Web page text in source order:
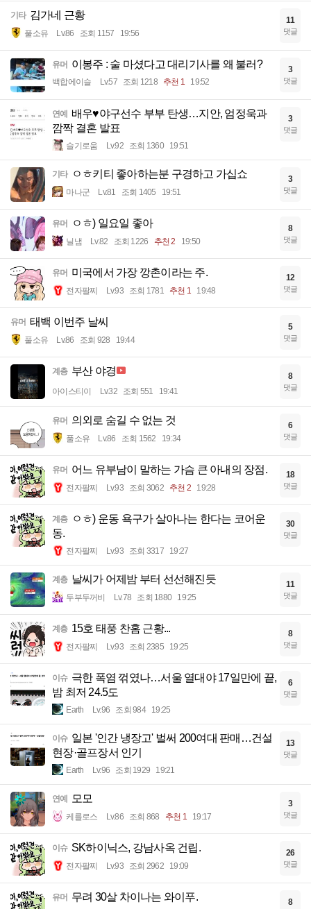
기타 김가네 근황
풀소유 Lv.86 조회 1157 19:56
11
댓글
유머 이봉주 : 술 마셨다고 대리기사를 왜 불러?
백합에이슬 Lv.57 조회 1218 추천 1 19:52
3
댓글
연예
배우♥야구선수 부부 탄생…지안, 엄정욱과
깜짝 결혼 발표
슬기로움 Lv.92 조회 1360 19:51
3
댓글
기타 ㅇㅎ키티 좋아하는분 구경하고 가십쇼
마나군 Lv.81 조회 1405 19:51
3
댓글
유머 ㅇㅎ) 일요일 좋아
닐냄 Lv.82 조회 1226 추천 2 19:50
8
댓글
유머 미국에서 가장 깡촌이라는 주.
전자팔찌 Lv.93 조회 1781 추천 1 19:48
12
댓글
유머 태백 이번주 날씨
풀소유 Lv.86 조회 928 19:44
5
댓글
계층 부산 야경
아이스티이 Lv.32 조회 551 19:41
8
댓글
유머 의외로 숨길 수 없는 것
풀소유 Lv.86 조회 1562 19:34
6
댓글
유머 어느 유부남이 말하는 가슴 큰 아내의 장점.
전자팔찌 Lv.93 조회 3062 추천 2 19:28
18
댓글
계층
ㅇㅎ) 운동 욕구가 살아나는 한다는 코어운
동.
전자팔찌 Lv.93 조회 3317 19:27
30
댓글
계층 날씨가 어제밤 부터 선선해진듯
두부두꺼비 Lv.78 조회 1880 19:25
11
댓글
계층 15호 태풍 찬홈 근황...
전자팔찌 Lv.93 조회 2385 19:25
8
댓글
이슈 극한 폭염 꺾였나…서울 열대야 17일만에 끝,
밤 최저 24.5도
Earth Lv.96 조회 984 19:25
6
댓글
이슈 일본 '인간 냉장고' 벌써 200여대 판매…건설
현장·골프장서 인기
Earth Lv.96 조회 1929 19:21
13
댓글
연예 모모
케를로스 Lv.86 조회 868 추천 1 19:17
3
댓글
이슈 SK하이닉스, 강남사옥 건립.
전자팔찌 Lv.93 조회 2962 19:09
26
댓글
유머 무려 30살 차이나는 와이푸. 8